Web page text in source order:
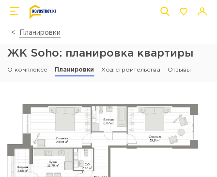
Планировки
ЖК Soho: планировка квартиры
О комплексе Планировки Ход строительства Отзывы